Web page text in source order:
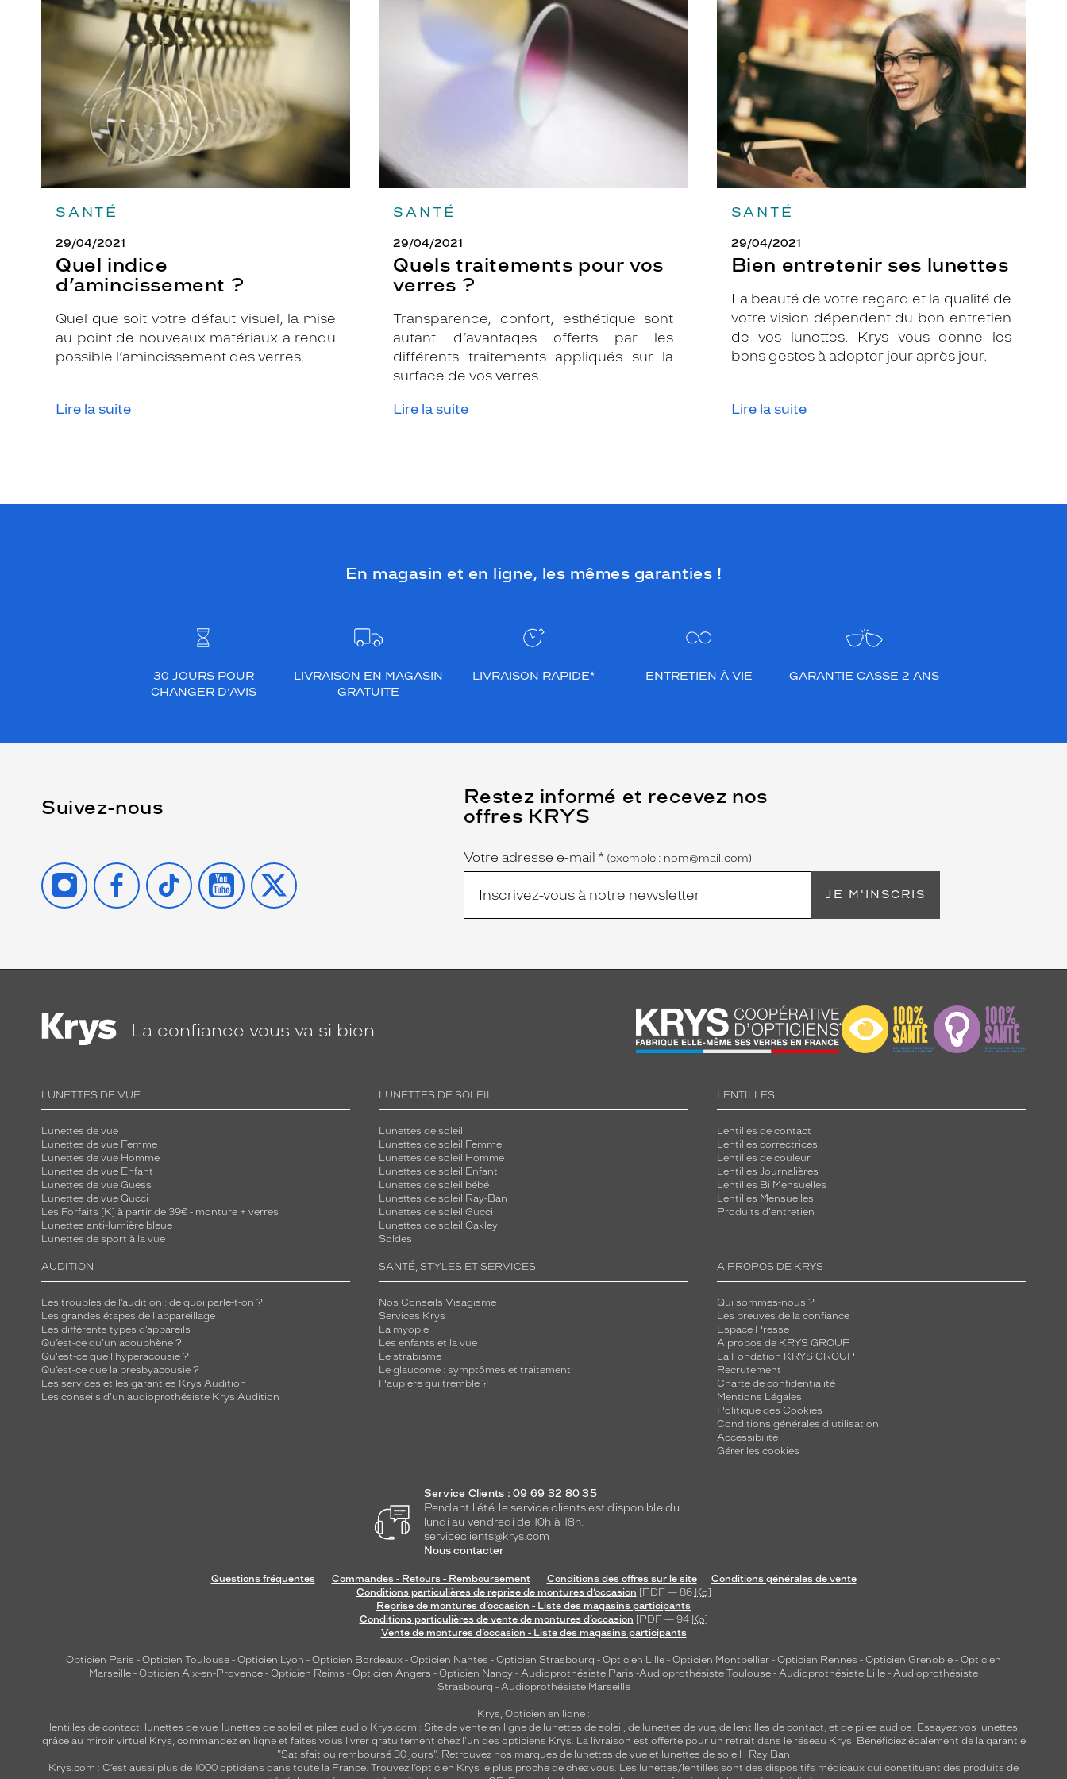
SANTÉ
29/04/2021
Quel indice
d’amincissement ?
Quel que soit votre défaut visuel, la mise
au point de nouveaux matériaux a rendu
possible l’amincissement des verres.
Lire la suite
d’amincissement
SANTÉ
29/04/2021
Quels traitements pour vos
verres ?
Transparence, confort, esthétique sont
autant d’avantages offerts par les
différents traitements appliqués sur la
surface de vos verres.
Lire la suite
SANTÉ
29/04/2021
Bien entretenir ses lunettes
La beauté de votre regard et la qualité de
votre vision dépendent du bon entretien
de vos lunettes. Krys vous donne les
bons gestes à adopter jour après jour.
Lire la suite
ses
lunettes
En magasin et en ligne, les mêmes garanties !
30 JOURS POUR
CHANGER D’AVIS
LIVRAISON EN MAGASIN
GRATUITE
LIVRAISON RAPIDE* ENTRETIEN À VIE GARANTIE CASSE 2 ANS
Suivez-nous
INSTAGRAMFACEBOOK
TIKTOK YOUTUBE
X
Restez informé et recevez nos
offres KRYS
Name
Votre adresse e-mail *
(Ce
champ
est
obligatoire)
(exemple : nom@mail.com)
JE M'INSCRIS
La confiance vous va si bien
LUNETTES DE VUE
Lunettes de vue
Lunettes de vue Femme
Lunettes de vue Homme
Lunettes de vue Enfant
Lunettes de vue Guess
Lunettes de vue Gucci
Les Forfaits [K] à partir de 39€ - monture + verres
Lunettes anti-lumière bleue
Lunettes de sport à la vue
LUNETTES DE SOLEIL
Lunettes de soleil
Lunettes de soleil Femme
Lunettes de soleil Homme
Lunettes de soleil Enfant
Lunettes de soleil bébé
Lunettes de soleil Ray-Ban
Lunettes de soleil Gucci
Lunettes de soleil Oakley
Soldes
LENTILLES
Lentilles de contact
Lentilles correctrices
Lentilles de couleur
Lentilles Journalières
Lentilles Bi Mensuelles
Lentilles Mensuelles
Produits d'entretien
AUDITION
Les troubles de l’audition : de quoi parle-t-on ?
Les grandes étapes de l'appareillage
Les différents types d’appareils
Qu’est-ce qu'un acouphène ?
Qu'est-ce que l'hyperacousie ?
Qu’est-ce que la presbyacousie ?
Les services et les garanties Krys Audition
Les conseils d'un audioprothésiste Krys Audition
SANTÉ, STYLES ET SERVICES
Nos Conseils Visagisme
Services Krys
La myopie
Les enfants et la vue
Le strabisme
Le glaucome : symptômes et traitement
Paupière qui tremble ?
A PROPOS DE KRYS
Qui sommes-nous ?
Les preuves de la confiance
Espace Presse
A propos de KRYS GROUP
La Fondation KRYS GROUP
Recrutement
Charte de confidentialité
Mentions Légales
Politique des Cookies
Conditions générales d'utilisation
Accessibilité
Gérer les cookies
Service Clients : 09 69 32 80 35
Pendant l'été, le service clients est disponible du
lundi au vendredi de 10h à 18h.
serviceclients@krys.com
Nous contacter
Questions fréquentes Commandes - Retours - Remboursement Conditions des offres sur le site
Conditions générales de vente
Conditions particulières de reprise de montures d’occasion [PDF — 86 Ko]
Reprise de montures d’occasion - Liste des magasins participants
Conditions particulières de vente de montures d’occasion [PDF — 94 Ko]
Vente de montures d’occasion - Liste des magasins participants
Opticien Paris - Opticien Toulouse - Opticien Lyon - Opticien Bordeaux - Opticien Nantes - Opticien Strasbourg - Opticien Lille - Opticien Montpellier - Opticien Rennes - Opticien Grenoble - Opticien
Marseille - Opticien Aix-en-Provence - Opticien Reims - Opticien Angers - Opticien Nancy - Audioprothésiste Paris -Audioprothésiste Toulouse - Audioprothésiste Lille - Audioprothésiste
Strasbourg - Audioprothésiste Marseille
Krys, Opticien en ligne :
lentilles de contact, lunettes de vue, lunettes de soleil et piles audio Krys.com : Site de vente en ligne de lunettes de soleil, de lunettes de vue, de lentilles de contact, et de piles audios. Essayez vos lunettes
grâce au miroir virtuel Krys, commandez en ligne et faites vous livrer gratuitement chez l'un des opticiens Krys. La livraison est offerte pour un retrait dans le réseau Krys. Bénéficiez également de la garantie
"Satisfait ou remboursé 30 jours". Retrouvez nos marques de lunettes de vue et lunettes de soleil : Ray Ban
Krys.com : C’est aussi plus de 1000 opticiens dans toute la France. Trouvez l’opticien Krys le plus proche de chez vous. Les lunettes/lentilles sont des dispositifs médicaux qui constituent des produits de